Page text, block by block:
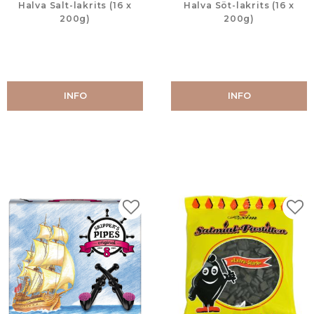
Halva Salt-lakrits (16 x
200g)
INFO
Halva Söt-lakrits (16 x
200g)
INFO
Lägg till i favoriter